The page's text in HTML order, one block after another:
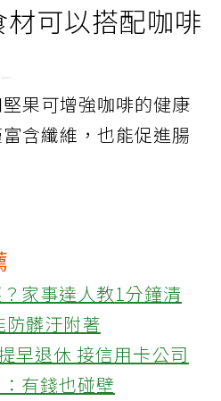
可以搭配咖啡
果可增強咖啡的健康
含纖維，也能促進腸
家事達人教1分鐘清
防髒汙附著
早退休 接信用卡公司
有錢也碰壁